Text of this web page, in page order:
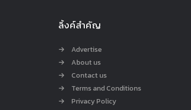
ลิ้งค์สำคัญ
Advertise
About us
Contact us
Terms and Conditions
Privacy Policy